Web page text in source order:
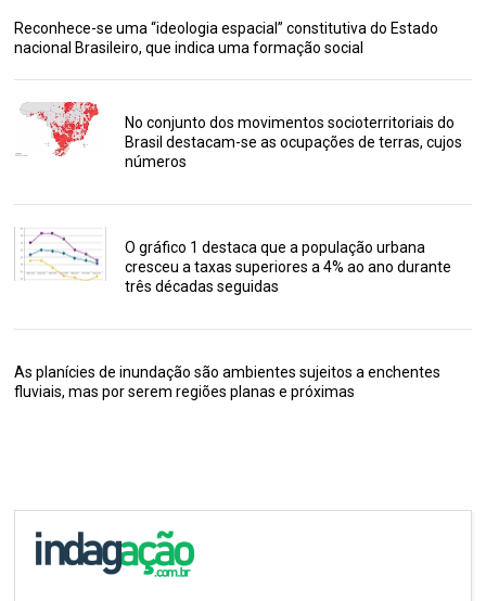
Reconhece-se uma “ideologia espacial” constitutiva do Estado
nacional Brasileiro, que indica uma formação social
No conjunto dos movimentos socioterritoriais do
Brasil destacam-se as ocupações de terras, cujos
números
O gráfico 1 destaca que a população urbana
cresceu a taxas superiores a 4% ao ano durante
três décadas seguidas
As planícies de inundação são ambientes sujeitos a enchentes
fluviais, mas por serem regiões planas e próximas